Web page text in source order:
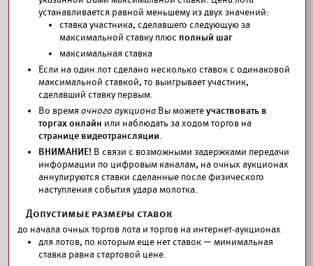
устанавливается равной меньшему из двух значений:
ставка участника, сделавшего следующую за
максимальной ставку плюс полный шаг
максимальная ставка
Если на один лот сделано несколько ставок с одинаковой
максимальной ставкой, то выигрывает участник,
сделавший ставку первым.
Во время очного аукциона Вы можетеучаствовать в
торгах онлайн или наблюдать за ходом торгов на
странице видеотрансляции.
ВНИМАНИЕ! В связи с возможными задержками передачи
информации по цифровым каналам, на очных аукционах
аннулируются ставки сделанные после физического
наступления события удара молотка.
Допустимые размеры ставок
до начала очных торгов лота и торгов на интернет-аукционах
для лотов, по которым еще нет ставок — минимальная
ставка равна стартовой цене.